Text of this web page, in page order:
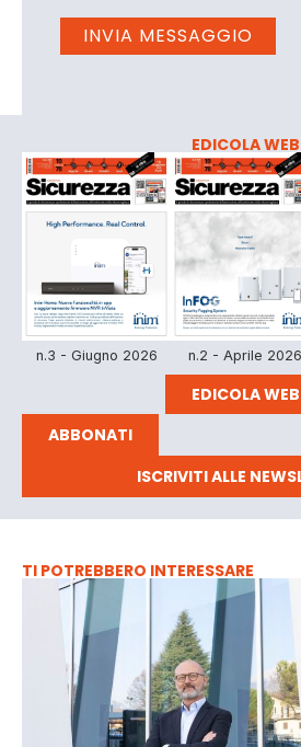
EDICOLA WEB
n.3 - Giugno 2026 n.2 - Aprile 2026
EDICOLA WEB
ABBONATI
ISCRIVITI ALLE
TI POTREBBERO INTERESSARE